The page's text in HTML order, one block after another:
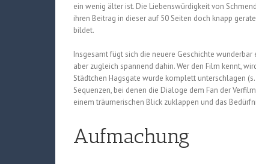
ein wenig älter ist. Die Liebenswürdigkeit von
ihren Beitrag in dieser auf 50 Seiten doch knapp
bildet.
Insgesamt fügt sich die neuere Geschichte
aber zugleich spannend dahin. Wer den Film kennt,
Städtchen Hagsgate wurde komplett unterschlagen
Sequenzen, bei denen die Dialoge dem Fan der
einem träumerischen Blick zuklappen und das
Aufmachung